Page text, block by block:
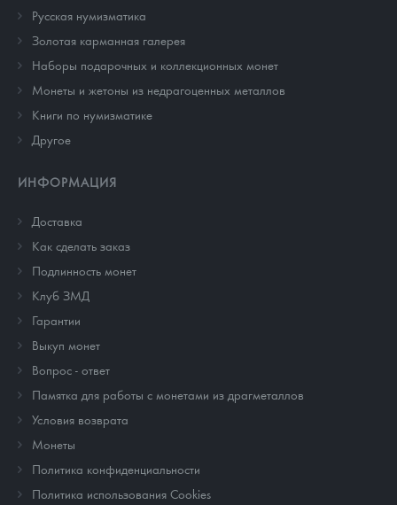
Русская нумизматика
Золотая карманная галерея
Наборы подарочных и коллекционных монет
Монеты и жетоны из недрагоценных металлов
Книги по нумизматике
Другое
ИНФОРМАЦИЯ
Доставка
Как сделать заказ
Подлинность монет
Клуб ЗМД
Гарантии
Выкуп монет
Вопрос - ответ
Памятка для работы с монетами из драгметаллов
Условия возврата
Монеты
Политика конфиденциальности
Политика использования Cookies